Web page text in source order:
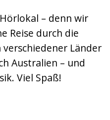
– denn wir
Reise durch die
Länder
Australien – und
Viel Spaß!